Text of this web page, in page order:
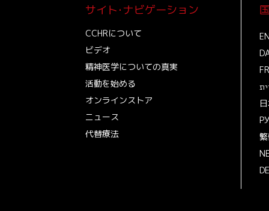
サイト･ナビゲーション
CCHRについて
ビデオ
精神医学についての真実
活動を始める
オンラインストア
ニュース
代替療法